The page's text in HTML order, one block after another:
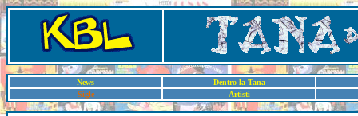
News
Dentro la Tana
Sigle
Artisti